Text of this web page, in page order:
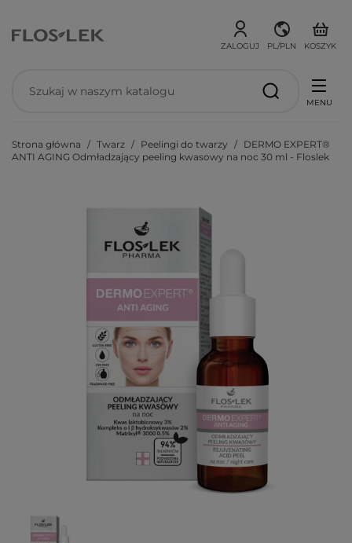
ZALOGUJ PL/PLN KOSZYK
MENU
Strona główna Twarz Peelingi do twarzy
DERMO EXPERT®
ANTI AGING Odmładzający peeling kwasowy na noc 30 ml - Floslek